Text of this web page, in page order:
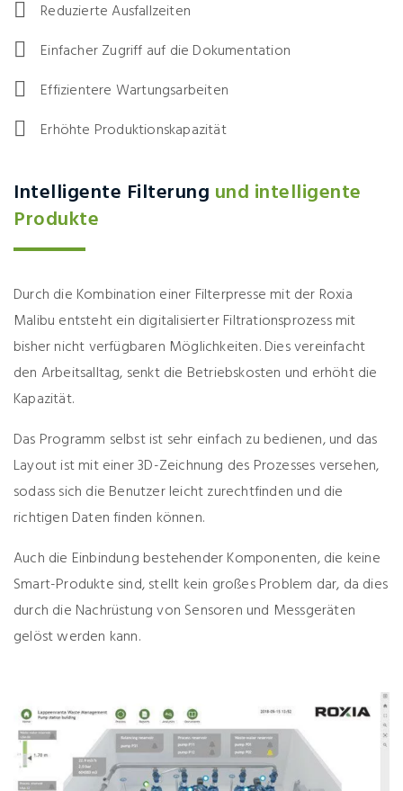
Reduzierte Ausfallzeiten
Einfacher Zugriff auf die Dokumentation
Effizientere Wartungsarbeiten
Erhöhte Produktionskapazität
Intelligente Filterung und intelligente
Produkte
Durch die Kombination einer Filterpresse mit der Roxia
Malibu entsteht ein digitalisierter Filtrationsprozess mit
bisher nicht verfügbaren Möglichkeiten. Dies vereinfacht
den Arbeitsalltag, senkt die Betriebskosten und erhöht die
Kapazität.
Das Programm selbst ist sehr einfach zu bedienen, und das
Layout ist mit einer 3D-Zeichnung des Prozesses versehen,
sodass sich die Benutzer leicht zurechtfinden und die
richtigen Daten finden können.
Auch die Einbindung bestehender Komponenten, die keine
Smart-Produkte sind, stellt kein großes Problem dar, da dies
durch die Nachrüstung von Sensoren und Messgeräten
gelöst werden kann.